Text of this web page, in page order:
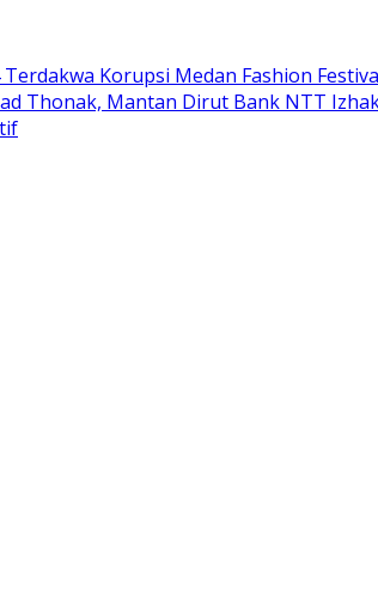
Korupsi Medan Fashion
Thonak, Mantan Dirut Bank NTT